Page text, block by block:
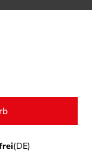
Wert
(DE)